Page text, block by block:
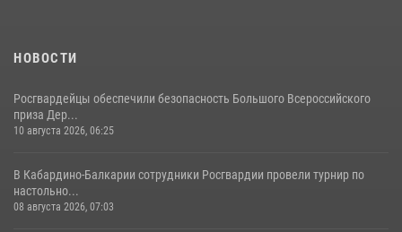
НОВОСТИ
Росгвардейцы обеспечили безопасность Большого Всероссийского
приза Дер...
10 августа 2026, 06:25
В Кабардино-Балкарии сотрудники Росгвардии провели турнир по
настольно...
08 августа 2026, 07:03